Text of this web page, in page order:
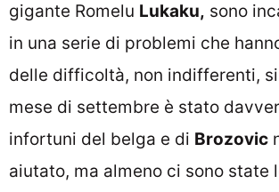
gigante Romelu Lukaku, sono
in una serie di problemi che
delle difficoltà, non indifferenti,
mese di settembre è stato
infortuni del belga e di Brozovic
aiutato, ma almeno ci sono state